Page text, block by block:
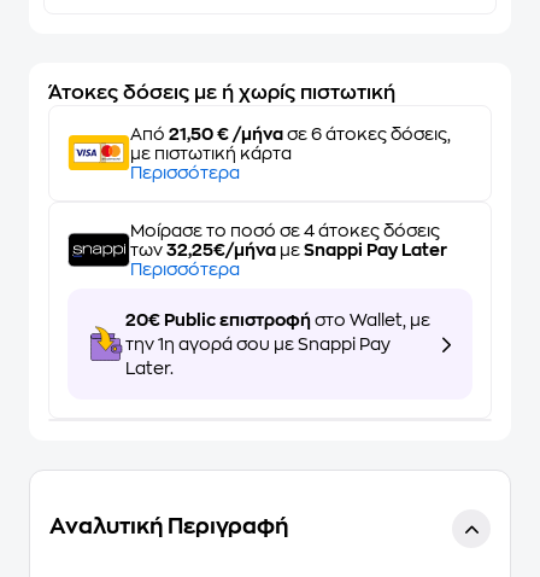
Άτοκες δόσεις με ή χωρίς πιστωτική
Από 21,50 € /μήνα σε 6 άτοκες δόσεις,
με πιστωτική κάρτα
Περισσότερα
Μοίρασε το ποσό σε 4 άτοκες δόσεις
των 32,25€/μήνα με Snappi Pay Later
Περισσότερα
20€ Public επιστροφή στο Wallet, με
την 1η αγορά σου με Snappi Pay
Later.
Αναλυτική Περιγραφή